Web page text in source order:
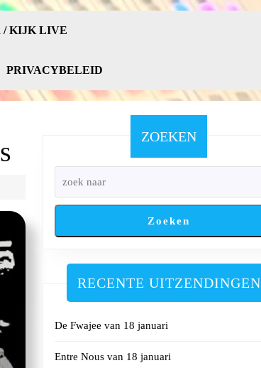
/ KIJK LIVE
PRIVACYBELEID
ZOEKEN
Zoeken
RECENTE UITZENDINGEN
De Fwajee van 18 januari
Entre Nous van 18 januari